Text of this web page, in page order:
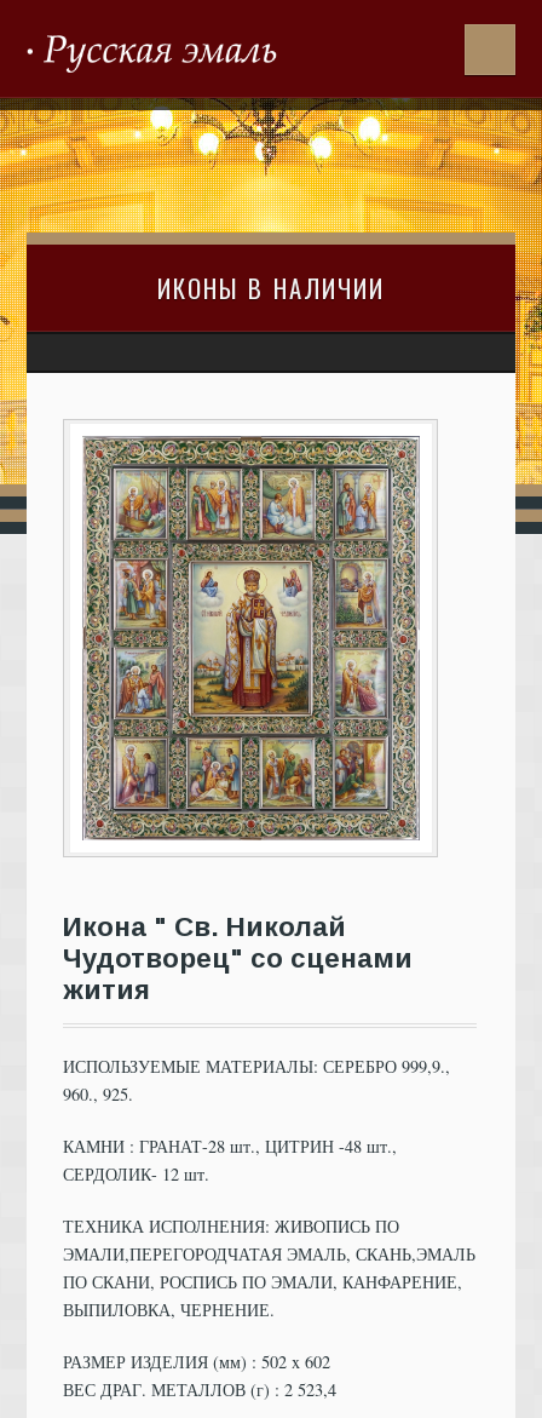
ИКОНЫ В НАЛИЧИИ
Икона " Св. Николай
Чудотворец" со сценами
жития
ИСПОЛЬЗУЕМЫЕ МАТЕРИАЛЫ: СЕРЕБРО 999,9.,
960., 925.
КАМНИ : ГРАНАТ-28 шт., ЦИТРИН -48 шт.,
СЕРДОЛИК- 12 шт.
ТЕХНИКА ИСПОЛНЕНИЯ: ЖИВОПИСЬ ПО
ЭМАЛИ,ПЕРЕГОРОДЧАТАЯ ЭМАЛЬ, СКАНЬ,ЭМАЛЬ
ПО СКАНИ, РОСПИСЬ ПО ЭМАЛИ, КАНФАРЕНИЕ,
ВЫПИЛОВКА, ЧЕРНЕНИЕ.
РАЗМЕР ИЗДЕЛИЯ (мм) : 502 x 602
ВЕС ДРАГ. МЕТАЛЛОВ (г) : 2 523,4